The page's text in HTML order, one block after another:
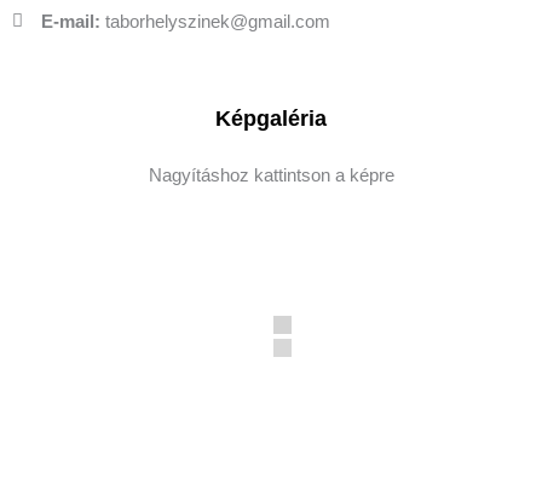
E-mail: taborhelyszinek@gmail.com
Képgaléria
Nagyításhoz kattintson a képre